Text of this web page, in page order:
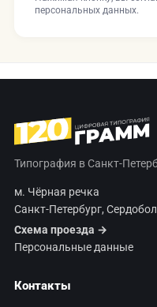
персональных данных.
Типография в Санкт-
м. Чёрная речка
Санкт-Петербург,
Схема проезда →
Персональные данные
Контакты